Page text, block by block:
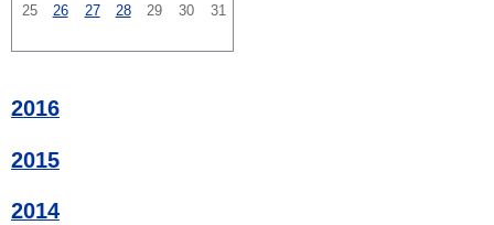
25
26 27 28 29 30 31
2016
2015
2014